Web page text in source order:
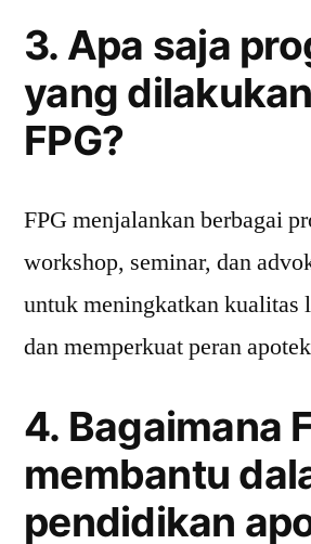
3. Apa saja
yang
FPG?
FPG menjalankan berbagai
workshop, seminar, dan
untuk meningkatkan kualitas
dan memperkuat peran
4. Bagaimana
membantu
pendidikan